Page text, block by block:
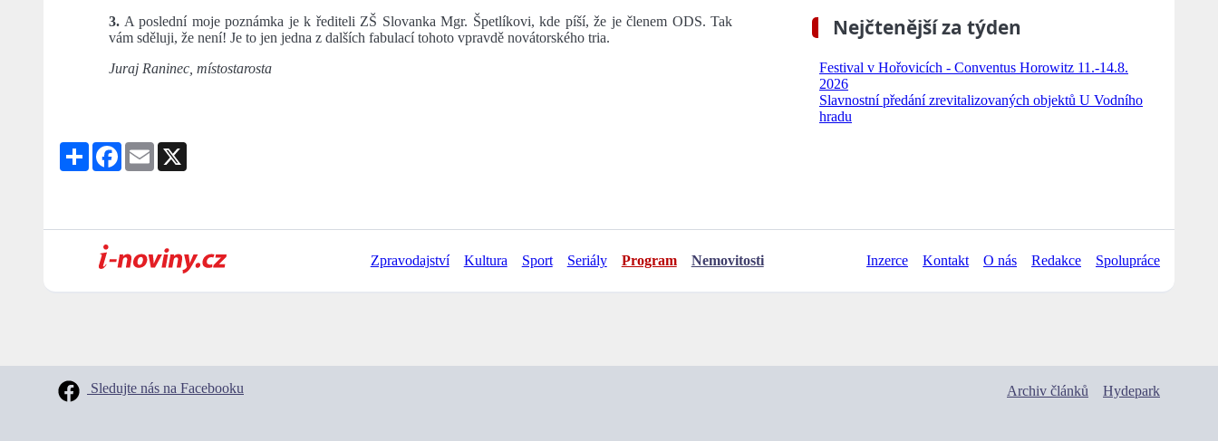
3. A poslední moje poznámka je k řediteli ZŠ Slovanka Mgr. Špetlíkovi, kde píší, že je členem ODS. Tak
vám sděluji, že není! Je to jen jedna z dalších fabulací tohoto vpravdě novátorského tria.
Juraj Raninec, místostarosta
Share Facebook
Email
Nejčtenější za týden
Festival v Hořovicích - Conventus Horowitz 11.-14.8.
2026
Slavnostní předání zrevitalizovaných objektů U Vodního
hradu
Zpravodajství Kultura Sport Seriály Program Nemovitosti Inzerce Kontakt O nás Redakce Spolupráce
Sledujte nás na Facebooku Archiv článků Hydepark